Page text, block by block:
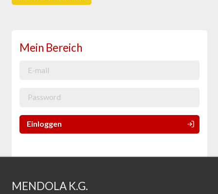
Mein Bereich
Einloggen
MENDOLA K.G.